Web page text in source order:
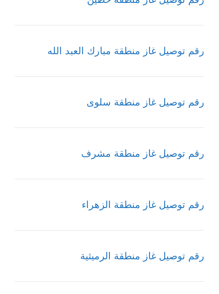
رقم توصيل غاز منطقة مبارك العبد الله
رقم توصيل غاز منطقة سلوى
رقم توصيل غاز منطقة مشرف
رقم توصيل غاز منطقة الزهراء
رقم توصيل غاز منطقة الرميثية